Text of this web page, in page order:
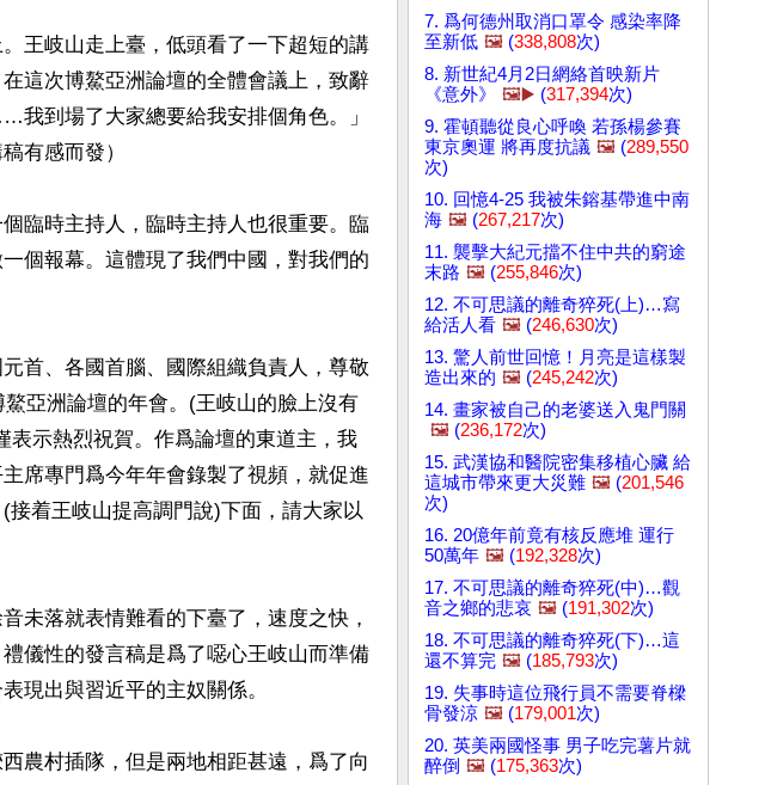
王岐山走上臺，低頭看了一下超短的講
這次博鰲亞洲論壇的全體會議上，致辭
到場了大家總要給我安排個角色。」
有感而發）
臨時主持人，臨時主持人也很重要。臨
個報幕。這體現了我們中國，對我們的
首、各國首腦、國際組織負責人，尊敬
亞洲論壇的年會。(王岐山的臉上沒有
表示熱烈祝賀。作爲論壇的東道主，我
席專門爲今年年會錄製了視頻，就促進
着王岐山提高調門說)下面，請大家以
未落就表情難看的下臺了，速度之快，
儀性的發言稿是爲了噁心王岐山而準備
現出與習近平的主奴關係。
農村插隊，但是兩地相距甚遠，爲了向
7. 爲何德州取消口罩令 感染率降
至新低 🖼️ (338,808次)
8. 新世紀4月2日網絡首映新片
《意外》
🖼️▶️ (317,394次)
9. 霍頓聽從良心呼喚 若孫楊參賽
東京奧運 將再度抗議 🖼️ (289,550
次)
10. 回憶4-25 我被朱鎔基帶進中南
海 🖼️ (267,217次)
11. 襲擊大紀元擋不住中共的窮途
末路 🖼️ (255,846次)
12. 不可思議的離奇猝死(上)…寫
給活人看 🖼️ (246,630次)
13. 驚人前世回憶！月亮是這樣製
造出來的 🖼️ (245,242次)
14. 畫家被自己的老婆送入鬼門關
🖼️ (236,172次)
15. 武漢協和醫院密集移植心臟 給
這城市帶來更大災難 🖼️ (201,546
次)
16. 20億年前竟有核反應堆 運行
50萬年 🖼️ (192,328次)
17. 不可思議的離奇猝死(中)…觀
音之鄉的悲哀 🖼️ (191,302次)
18. 不可思議的離奇猝死(下)…這
還不算完 🖼️ (185,793次)
19. 失事時這位飛行員不需要脊樑
骨發涼 🖼️ (179,001次)
20. 英美兩國怪事 男子吃完薯片就
醉倒 🖼️ (175,363次)